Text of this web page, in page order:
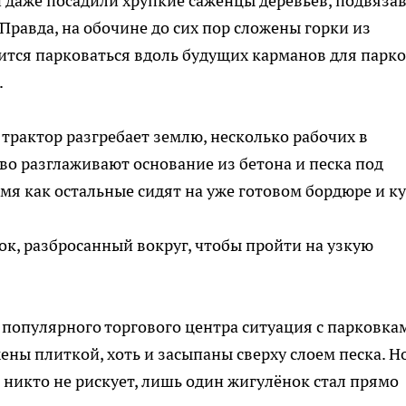
на обочине до сих пор сложены горки из
парковаться вдоль будущих карманов для
разгребает землю, несколько рабочих в
разглаживают основание из бетона и песка под
как остальные сидят на уже готовом бордюре и
разбросанный вокруг, чтобы пройти на узкую
торгового центра ситуация с
плиткой, хоть и засыпаны сверху слоем песка.
не рискует, лишь один жигулёнок стал прямо